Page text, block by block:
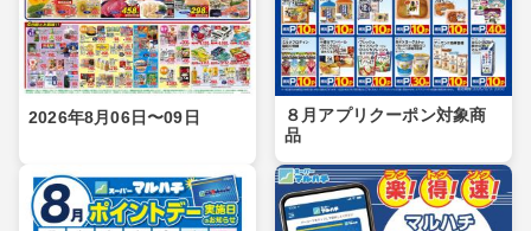
2026年8月06日〜09日
８月アプリクーポン対象商
品